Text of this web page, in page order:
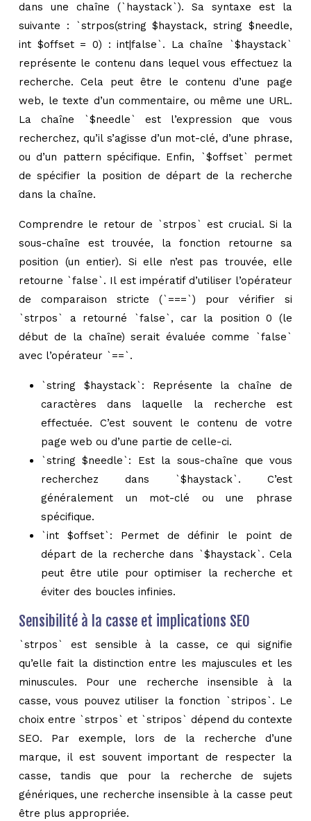
dans une chaîne (`haystack`). Sa syntaxe est la
suivante : `strpos(string $haystack, string $needle,
int $offset = 0) : int|false`. La chaîne `$haystack`
représente le contenu dans lequel vous effectuez la
recherche. Cela peut être le contenu d’une page
web, le texte d’un commentaire, ou même une URL.
La chaîne `$needle` est l’expression que vous
recherchez, qu’il s’agisse d’un mot-clé, d’une phrase,
ou d’un pattern spécifique. Enfin, `$offset` permet
de spécifier la position de départ de la recherche
dans la chaîne.
Comprendre le retour de `strpos` est crucial. Si la
sous-chaîne est trouvée, la fonction retourne sa
position (un entier). Si elle n’est pas trouvée, elle
retourne `false`. Il est impératif d’utiliser l’opérateur
de comparaison stricte (`===`) pour vérifier si
`strpos` a retourné `false`, car la position 0 (le
début de la chaîne) serait évaluée comme `false`
avec l’opérateur `==`.
`string $haystack`: Représente la chaîne de
caractères dans laquelle la recherche est
effectuée. C’est souvent le contenu de votre
page web ou d’une partie de celle-ci.
`string $needle`: Est la sous-chaîne que vous
recherchez dans `$haystack`. C’est
généralement un mot-clé ou une phrase
spécifique.
`int $offset`: Permet de définir le point de
départ de la recherche dans `$haystack`. Cela
peut être utile pour optimiser la recherche et
éviter des boucles infinies.
Sensibilité à la casse et implications SEO
`strpos` est sensible à la casse, ce qui signifie
qu’elle fait la distinction entre les majuscules et les
minuscules. Pour une recherche insensible à la
casse, vous pouvez utiliser la fonction `stripos`. Le
choix entre `strpos` et `stripos` dépend du contexte
SEO. Par exemple, lors de la recherche d’une
marque, il est souvent important de respecter la
casse, tandis que pour la recherche de sujets
génériques, une recherche insensible à la casse peut
être plus appropriée.